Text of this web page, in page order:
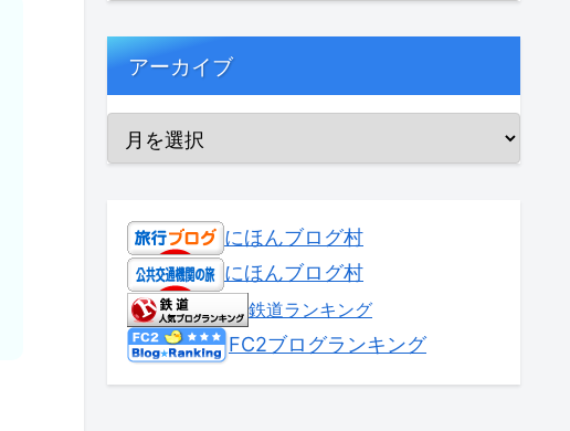
アーカイブ
にほんブログ村
にほんブログ村
鉄道ランキング
FC2ブログランキング